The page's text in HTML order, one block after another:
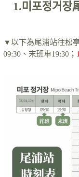
1.미포정거장
▼以下為尾浦站往松
09:30、末班車19:30；